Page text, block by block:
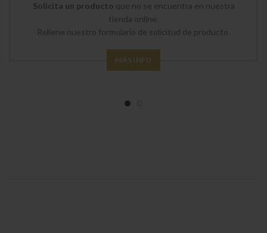
Solicita un producto que no se encuentra en nuestra
tienda online.
Rellene nuestro formulario de solicitud de producto.
MÁS INFO